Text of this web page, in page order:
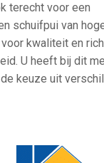
terecht voor een
schuifpui van
kwaliteit en
U heeft bij dit
keuze uit